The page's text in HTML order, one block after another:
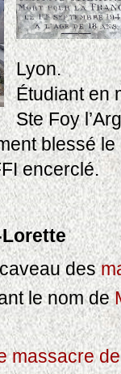
Lyon.
Étudiant en
Ste Foy
blessé
encerclé.
des
le nom de
massacre